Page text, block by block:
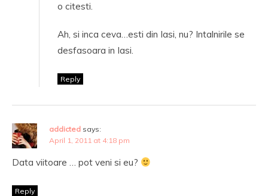
o citesti.
Ah, si inca ceva…esti din Iasi, nu? Intalnirile se
desfasoara in Iasi.
Reply
addicted says:
April 1, 2011 at 4:18 pm
Data viitoare … pot veni si eu?
Reply